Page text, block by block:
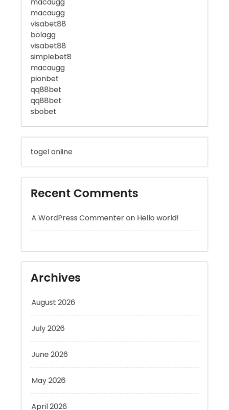
bolagg
visabet88
simplebet8
macaugg
pionbet
qq88bet
qq88bet
sbobet
togel online
Archives
August 2026
July 2026
June 2026
May 2026